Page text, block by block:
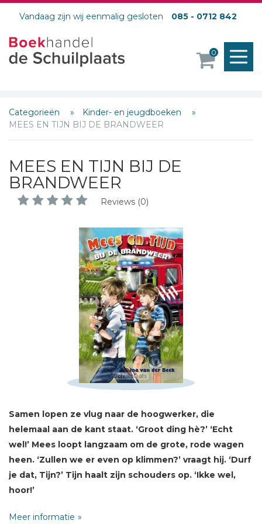
Vandaag zijn wij eenmalig gesloten 085 - 0712 842
0
Categorieën
Kinder- en jeugdboeken
MEES EN TIJN BIJ DE BRANDWEER
MEES EN TIJN BIJ DE
BRANDWEER
Reviews (0)
Samen lopen ze vlug naar de hoogwerker, die
helemaal aan de kant staat. ‘Groot ding hè?’ ‘Echt
wel!’ Mees loopt langzaam om de grote, rode wagen
heen. ‘Zullen we er even op klimmen?’ vraagt hij. ‘Durf
je dat, Tijn?’ Tijn haalt zijn schouders op. ‘Ikke wel,
hoor!’
De neefjes Mees en Tijn mogen een kijkje nemen in de
Meer informatie
Schrijf hieronder je review!
Naam *
E-mail *
Bericht *